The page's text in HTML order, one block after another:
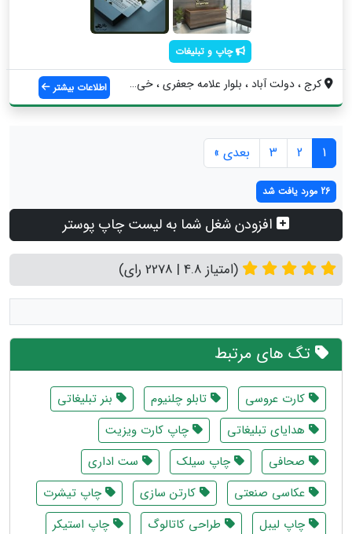
چاپ و تبلیغات
کرج ، دولت آباد ، بلوار علامه جعفری ، خی... اطلاعات بیشتر
1
2
3 بعدی »
26 مورد یافت شد
افزودن شغل شما به لیست چاپ پوستر
(امتیاز 4.8 | 2278 رای)
تگ های مرتبط
کارت عروسی تابلو چلنیوم
بنر تبلیغاتی
هدایای تبلیغاتی
چاپ کارت ویزیت
صحافی
چاپ سیلک
ست اداری
عکاسی صنعتی
کارتن سازی
چاپ تیشرت
چاپ لیبل
طراحی کاتالوگ چاپ استیکر